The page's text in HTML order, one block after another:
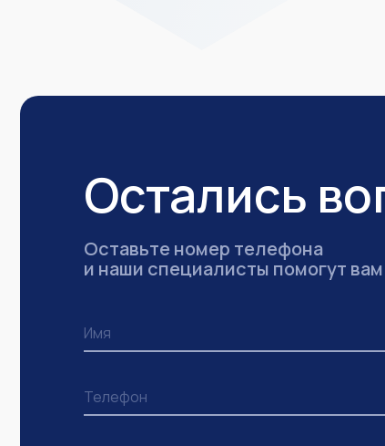
Остались
Оставьте номер телефона
и наши специалисты помогут